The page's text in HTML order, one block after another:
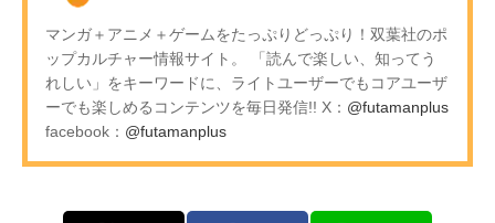
マンガ＋アニメ＋ゲームをたっぷりどっぷり！双葉社のポ
ップカルチャー情報サイト。 「読んで楽しい、知ってう
れしい」をキーワードに、ライトユーザーでもコアユーザ
ーでも楽しめるコンテンツを毎日発信!! X： @futamanplus
facebook： @futamanplus